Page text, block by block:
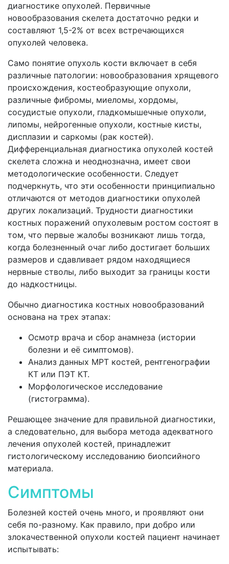
диагностике опухолей. Первичные
новообразования скелета достаточно редки и
составляют 1,5-2% от всех встречающихся
опухолей человека.
Само понятие опухоль кости включает в себя
различные патологии: новообразования хрящевого
происхождения, костеобразующие опухоли,
различные фибромы, миеломы, хордомы,
сосудистые опухоли, гладкомышечные опухоли,
липомы, нейрогенные опухоли, костные кисты,
дисплазии и саркомы (рак костей).
Дифференциальная диагностика опухолей костей
скелета сложна и неоднозначна, имеет свои
методологические особенности. Следует
подчеркнуть, что эти особенности принципиально
отличаются от методов диагностики опухолей
других локализаций. Трудности диагностики
костных поражений опухолевым ростом состоят в
том, что первые жалобы возникают лишь тогда,
когда болезненный очаг либо достигает больших
размеров и сдавливает рядом находящиеся
нервные стволы, либо выходит за границы кости
до надкостницы.
Обычно диагностика костных новообразований
основана на трех этапах:
Осмотр врача и сбор анамнеза (истории
болезни и её симптомов).
Анализ данных МРТ костей, рентгенографии
КТ или ПЭТ КТ.
Морфологическое исследование
(гистограмма).
Решающее значение для правильной диагностики,
а следовательно, для выбора метода адекватного
лечения опухолей костей, принадлежит
гистологическому исследованию биопсийного
материала.
Симптомы
Болезней костей очень много, и проявляют они
себя по-разному. Как правило, при добро или
злокачественной опухоли костей пациент начинает
испытывать: